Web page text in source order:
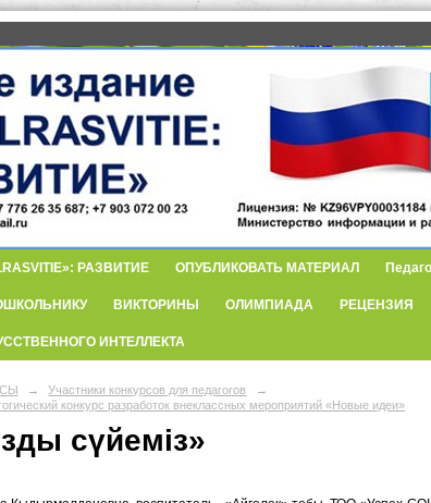
РАЗВИТИЕ ОПУБЛИКОВАТЬ МАТЕРИАЛ
ВИКТОРИНЫ ОЛИМПИАДА РЕЦЕНЗИЯ
ИНТЕЛЛЕКТА
→ Участники конкурсов для педагогов
→
конкурс разработок внеклассных мероприятий «Новые идеи»
сүйеміз»